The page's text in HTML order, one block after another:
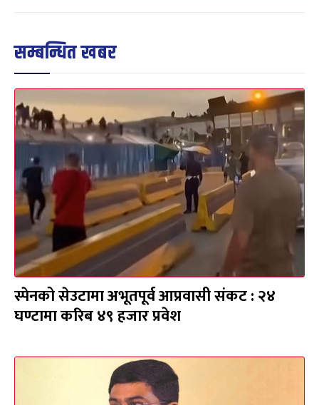
सम्बन्धित खबर
स्पेनको सेउटामा अभूतपूर्व आप्रवासी संकट : २४
घण्टामा करिब ४९ हजार प्रवेश